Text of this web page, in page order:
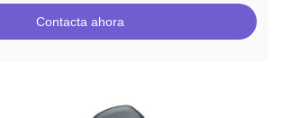
Contacta ahora